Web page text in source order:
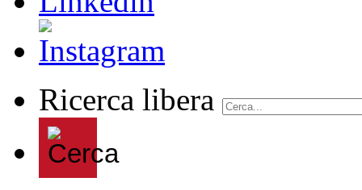
Ricerca libera